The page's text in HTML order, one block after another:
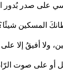
صدر بُدور
شيئًا؟”
أفيقُ إلا على
صوت الرّاديو